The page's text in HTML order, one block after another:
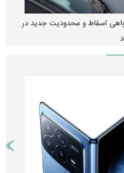
اسقاط و محدودیت جدید در